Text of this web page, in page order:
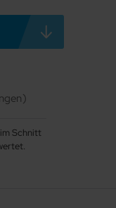
Schnitt